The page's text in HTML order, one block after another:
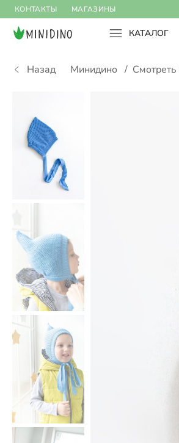
КОНТАКТЫ МАГАЗИНЫ
КАТАЛОГ
Назад Минидино / Смотреть